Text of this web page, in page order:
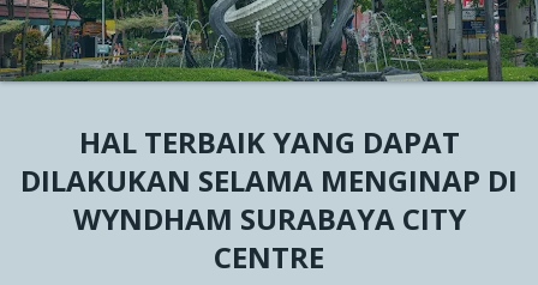
HAL TERBAIK YANG DAPAT
DILAKUKAN SELAMA MENGINAP DI
WYNDHAM SURABAYA CITY
CENTRE